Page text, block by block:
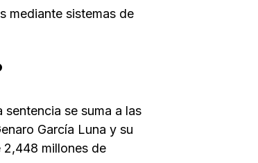
mediante sistemas de
se suma a las
García Luna y su
millones de